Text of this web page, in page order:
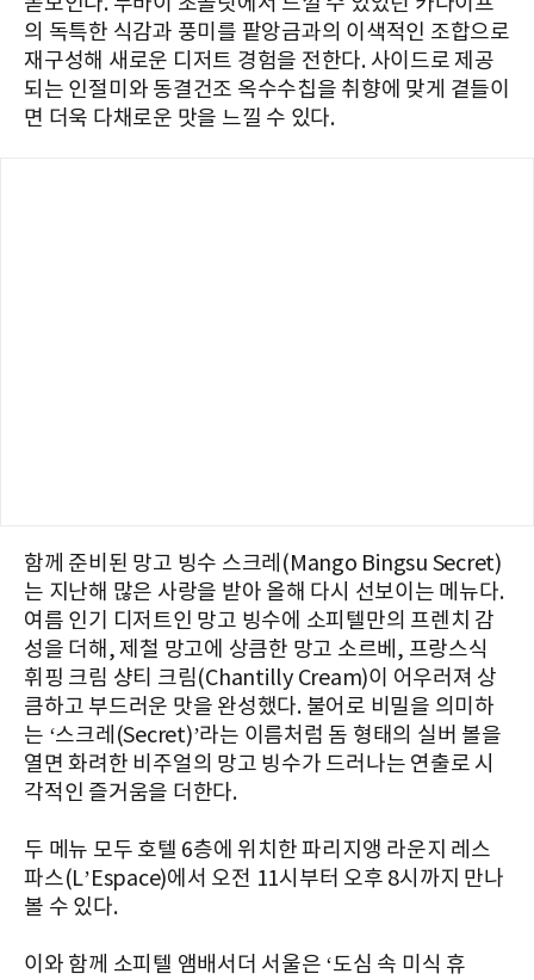
의 독특한 식감과 풍미를 팥앙금과의 이색적인 조합으로
재구성해 새로운 디저트 경험을 전한다. 사이드로 제공
되는 인절미와 동결건조 옥수수칩을 취향에 맞게 곁들이
면 더욱 다채로운 맛을 느낄 수 있다.
함께 준비된 망고 빙수 스크레(Mango Bingsu Secret)
는 지난해 많은 사랑을 받아 올해 다시 선보이는 메뉴다.
여름 인기 디저트인 망고 빙수에 소피텔만의 프렌치 감
성을 더해, 제철 망고에 상큼한 망고 소르베, 프랑스식
휘핑 크림 샹티 크림(Chantilly Cream)이 어우러져 상
큼하고 부드러운 맛을 완성했다. 불어로 비밀을 의미하
는 ‘스크레(Secret)’라는 이름처럼 돔 형태의 실버 볼을
열면 화려한 비주얼의 망고 빙수가 드러나는 연출로 시
각적인 즐거움을 더한다.
두 메뉴 모두 호텔 6층에 위치한 파리지앵 라운지 레스
파스(L’Espace)에서 오전 11시부터 오후 8시까지 만나
볼 수 있다.
이와 함께 소피텔 앰배서더 서울은 ‘도심 속 미식 휴